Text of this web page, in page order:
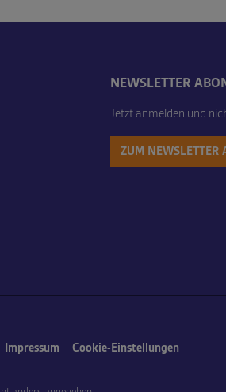
NEWSLETTER
Jetzt anmelden und
ZUM NEWSLETTER
Impressum Cookie-Einstellungen